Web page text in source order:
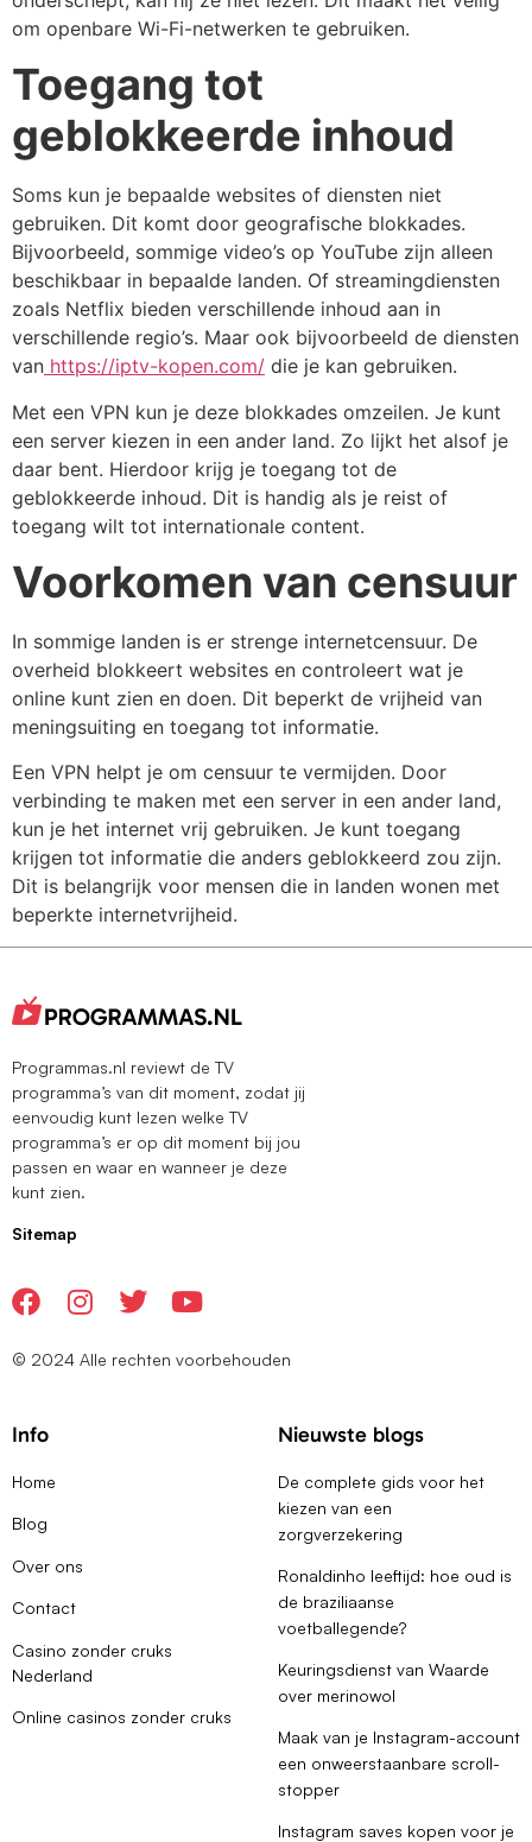
om openbare Wi-Fi-netwerken te gebruiken.
Toegang tot
geblokkeerde inhoud
Soms kun je bepaalde websites of diensten niet
gebruiken. Dit komt door geografische blokkades.
Bijvoorbeeld, sommige video’s op YouTube zijn alleen
beschikbaar in bepaalde landen. Of streamingdiensten
zoals Netflix bieden verschillende inhoud aan in
verschillende regio’s. Maar ook bijvoorbeeld de diensten
van https://iptv-kopen.com/ die je kan gebruiken.
Met een VPN kun je deze blokkades omzeilen. Je kunt
een server kiezen in een ander land. Zo lijkt het alsof je
daar bent. Hierdoor krijg je toegang tot de
geblokkeerde inhoud. Dit is handig als je reist of
toegang wilt tot internationale content.
Voorkomen van censuur
In sommige landen is er strenge internetcensuur. De
overheid blokkeert websites en controleert wat je
online kunt zien en doen. Dit beperkt de vrijheid van
meningsuiting en toegang tot informatie.
Een VPN helpt je om censuur te vermijden. Door
verbinding te maken met een server in een ander land,
kun je het internet vrij gebruiken. Je kunt toegang
krijgen tot informatie die anders geblokkeerd zou zijn.
Dit is belangrijk voor mensen die in landen wonen met
beperkte internetvrijheid.
Programmas.nl reviewt de TV
programma’s van dit moment, zodat jij
eenvoudig kunt lezen welke TV
programma’s er op dit moment bij jou
passen en waar en wanneer je deze
kunt zien.
Sitemap
© 2024 Alle rechten voorbehouden
Info
Home
Blog
Over ons
Contact
Casino zonder cruks
Nederland
Online casinos zonder cruks
Nieuwste blogs
De complete gids voor het
kiezen van een
zorgverzekering
Ronaldinho leeftijd: hoe oud is
de braziliaanse
voetballegende?
Keuringsdienst van Waarde
over merinowol
Maak van je Instagram-account
een onweerstaanbare scroll-
stopper
Instagram saves kopen voor je